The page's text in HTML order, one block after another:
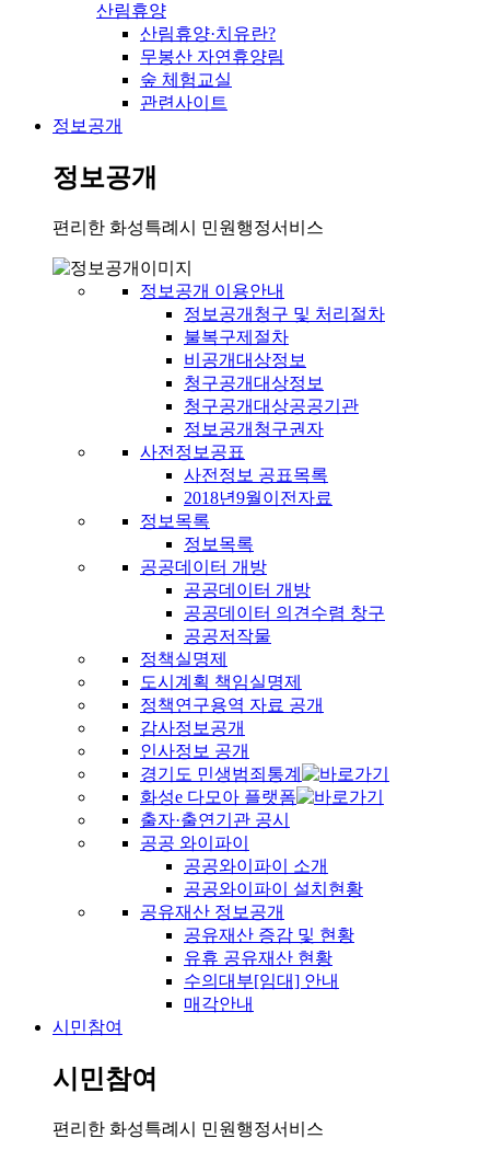
산림휴양
산림휴양·치유란?
무봉산 자연휴양림
숲 체험교실
관련사이트
정보공개
정보공개
편리한 화성특례시 민원행정서비스
정보공개 이용안내
정보공개청구 및 처리절차
불복구제절차
비공개대상정보
청구공개대상정보
청구공개대상공공기관
정보공개청구권자
사전정보공표
사전정보 공표목록
2018년9월이전자료
정보목록
정보목록
공공데이터 개방
공공데이터 개방
공공데이터 의견수렴 창구
공공저작물
정책실명제
도시계획 책임실명제
정책연구용역 자료 공개
감사정보공개
인사정보 공개
경기도 민생범죄통계
화성e 다모아 플랫폼
출자·출연기관 공시
공공 와이파이
공공와이파이 소개
공공와이파이 설치현황
공유재산 정보공개
공유재산 증감 및 현황
유휴 공유재산 현황
수의대부[임대] 안내
매각안내
시민참여
시민참여
편리한 화성특례시 민원행정서비스